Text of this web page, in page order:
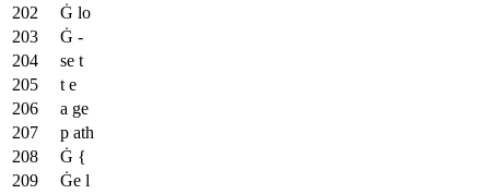
Ġ lo
Ġ -
se t
t e
a ge
p ath
Ġ {
Ġe l